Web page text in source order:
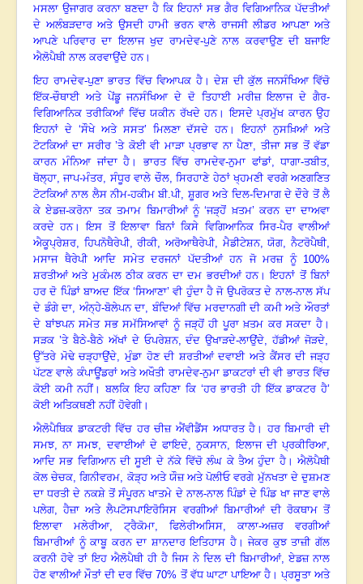
ਮਸਲਾ ਉਜਾਗਰ ਕਰਨਾ ਬਣਦਾ ਹੈ ਕਿ ਇਹਨਾਂ ਸਭ ਗੈਰ ਵਿਗਿਆਨਿਕ ਪੱਦਤੀਆਂ
ਦੇ ਅਲੰਬੜਦਾਰ ਅਤੇ ਉਸਦੀ ਹਾਮੀ ਭਰਨ ਵਾਲੇ ਰਾਜਸੀ ਲੀਡਰ ਆਪਣਾ ਅਤੇ
ਆਪਣੇ ਪਰਿਵਾਰ ਦਾ ਇਲਾਜ ਖੁਦ ਰਾਮਦੇਵ-ਪੁਣੇ ਨਾਲ ਕਰਵਾਉਣ ਦੀ ਬਜਾਇ
ਐਲੋਪੈਥੀ ਨਾਲ ਕਰਵਾਉਂਦੇ ਹਨ।
ਇਹ ਰਾਮਦੇਵ-ਪੁਣਾ ਭਾਰਤ ਵਿੱਚ ਵਿਆਪਕ ਹੈ। ਦੇਸ਼ ਦੀ ਕੁੱਲ ਜਨਸੰਖਿਆ ਵਿੱਚੋ
ਇੱਕ-ਚੌਥਾਈ ਅਤੇ ਪੇਂਡੂ ਜਨਸੰਖਿਆ ਦੇ ਦੋ ਤਿਹਾਈ ਮਰੀਜ਼ ਇਲਾਜ ਦੇ ਗੈਰ-
ਵਿਗਿਆਨਿਕ ਤਰੀਕਿਆਂ ਵਿੱਚ ਯਕੀਨ ਰੱਖਦੇ ਹਨ।ਇਸਦੇ ਪ੍ਰਮੁੱਖ ਕਾਰਨ ਉਹ
ਇਹਨਾਂ ਦੇ ‘ਸੌਖੇ ਅਤੇ ਸਸਤ’ ਮਿਲਣਾ ਦੱਸਦੇ ਹਨ।ਇਹਨਾਂ ਨੁਸਖ਼ਿਆਂ ਅਤੇ
ਟੋਟਕਿਆਂ ਦਾ ਸਰੀਰ ’ਤੇ ਕੋਈ ਵੀ ਮਾੜਾ ਪ੍ਰਭਾਵ ਨਾ ਪੈਣਾ, ਤੀਜਾ ਸਭ ਤੋਂ ਵੱਡਾ
ਕਾਰਨ ਮੰਨਿਆ ਜਾਂਦਾ ਹੈ । ਭਾਰਤ ਵਿੱਚ ਰਾਮਦੇਵ-ਨੁਮਾ ਫਾਂਡਾਂ, ਧਾਗਾ-ਤਬੀਤ,
ਥੋਲ੍ਹਾ, ਜਾਪ-ਮੰਤਰ, ਸੰਧੂਰ ਵਾਲੇ ਚੌਲ, ਸਿਰਹਾਣੇ ਹੇਠਾਂ ਖ੍ਹਮਣੀ ਵਰਗੇ ਅਣਗਣਿਤ
ਟੋਟਕਿਆਂ ਨਾਲ ਲੈਸ ਨੀਮ-ਹਕੀਮ ਬੀ.ਪੀ, ਸ਼ੂਗਰ ਅਤੇ ਦਿਲ-ਦਿਮਾਗ ਦੇ ਦੌਰੇ ਤੋਂ ਲੈ
ਕੇ ਏਡਜ਼-ਕਰੋਨਾ ਤਕ ਤਮਾਮ ਬਿਮਾਰੀਆਂ ਨੂੰ ‘ਜੜ੍ਹੋਂ ਖ਼ਤਮ’ ਕਰਨ ਦਾ ਦਾਅਵਾ
ਕਰਦੇ ਹਨ।ਇਸ ਤੋਂ ਇਲਾਵਾ ਬਿਨਾਂ ਕਿਸੇ ਵਿਗਿਆਨਿਕ ਸਿਰ-ਪੈਰ ਵਾਲੀਆਂ
ਐਕੂਪ੍ਰੇਸ਼ਰ, ਹਿਪਨੋਥੈਰੇਪੀ, ਰੀਕੀ, ਅਰੋਆਥੈਰੇਪੀ, ਮੈਡੀਟੇਸ਼ਨ, ਯੋਗ, ਨੈਟਰੋਪੈਥੀ,
ਮਸਾਜ ਥੈਰੇਪੀ ਆਦਿ ਸਮੇਤ ਦਰਜਨਾਂ ਪੱਦਤੀਆਂ ਹਨ ਜੋ ਮਰਜ਼ ਨੂੰ 100%
ਸ਼ਰਤੀਆਂ ਅਤੇ ਮੁਕੰਮਲ ਠੀਕ ਕਰਨ ਦਾ ਦਮ ਭਰਦੀਆਂ ਹਨ।ਇਹਨਾਂ ਤੋਂ ਬਿਨਾਂ
ਹਰ ਦੋ ਪਿੰਡਾਂ ਬਾਅਦ ਇੱਕ ‘ਸਿਆਣਾ’ ਵੀ ਹੁੰਦਾ ਹੈ ਜੋ ਉਪਰੋਕਤ ਦੇ ਨਾਲ-ਨਾਲ ਸੱਪ
ਦੇ ਡੰਗੇ ਦਾ, ਅੰਨ੍ਹੇ-ਬੋਲੇਪਨ ਦਾ, ਬੰਦਿਆਂ ਵਿੱਚ ਮਰਦਾਨਗੀ ਦੀ ਕਮੀ ਅਤੇ ਔਰਤਾਂ
ਦੇ ਬਾਂਝਪਨ ਸਮੇਤ ਸਭ ਸਮੱਸਿਆਵਾਂ ਨੂੰ ਜੜ੍ਹੋਂ ਹੀ ਪੂਰਾ ਖ਼ਤਮ ਕਰ ਸਕਦਾ ਹੈ ।
ਸੜਕ ’ਤੇ ਬੈਠੇ-ਬੈਠੇ ਅੱਖਾਂ ਦੇ ਓਪਰੇਸ਼ਨ, ਦੰਦ ਉਖਾੜਦੇ-ਲਾਉਂਦੇ, ਹੱਡੀਆਂ ਜੋੜਦੇ,
ਉੱਤਰੇ ਮੋਢੇ ਚੜ੍ਹਾਉਂਦੇ, ਮੁੰਡਾ ਹੋਣ ਦੀ ਸ਼ਰਤੀਆਂ ਦਵਾਈ ਅਤੇ ਕੈਂਸਰ ਦੀ ਜੜ੍ਹ
ਪੱਟਣ ਵਾਲੇ ਕੰਪਾਊਂਡਰਾਂ ਅਤੇ ਅਖੌਤੀ ਰਾਮਦੇਵ-ਨੁਮਾ ਡਾਕਟਰਾਂ ਦੀ ਵੀ ਭਾਰਤ ਵਿੱਚ
ਕੋਈ ਕਮੀ ਨਹੀਂ।ਬਲਕਿ ਇਹ ਕਹਿਣਾ ਕਿ ‘ਹਰ ਭਾਰਤੀ ਹੀ ਇੱਕ ਡਾਕਟਰ ਹੈ’
ਕੋਈ ਅਤਿਕਥਣੀ ਨਹੀਂ ਹੋਵੇਗੀ।
ਐਲੋਪੈਥਿਕ ਡਾਕਟਰੀ ਵਿੱਚ ਹਰ ਚੀਜ਼ ਐਂਵੀਡੈਂਸ ਅਧਾਰਤ ਹੈ। ਹਰ ਬਿਮਾਰੀ ਦੀ
ਸਮਝ, ਨਾ ਸਮਝ, ਦਵਾਈਆਂ ਦੇ ਫਾਇਦੇ, ਨੁਕਸਾਨ, ਇਲਾਜ ਦੀ ਪ੍ਰਕੀਰਿਆ,
ਆਦਿ ਸਭ ਵਿਗਿਆਨ ਦੀ ਸੂਈ ਦੇ ਨੱਕੇ ਵਿੱਚੋ ਲੰਘ ਕੇ ਤੈਅ ਹੁੰਦਾ ਹੈ।ਐਲੋਪੈਥੀ
ਕੋਲ ਚੇਚਕ, ਗਿਨੀਵਰਮ, ਕੋੜ੍ਹ ਅਤੇ ਯੌਜ਼ ਅਤੇ ਪੋਲੀਓ ਵਰਗੇ ਮੁੱਨਖਤਾ ਦੇ ਦੁਸ਼ਮਣ
ਦਾ ਧਰਤੀ ਦੇ ਨਕਸ਼ੇ ਤੋਂ ਸੰਪੂਰਨ ਖਾਤਮੇ ਦੇ ਨਾਲ-ਨਾਲ ਪਿੰਡਾਂ ਦੇ ਪਿੰਡ ਖਾ ਜਾਣ ਵਾਲੇ
ਪਲੇਗ, ਹੈਜ਼ਾ ਅਤੇ ਲੈਪਟੋਸਪਾਇਰੋਸਿਸ ਵਰਗੀਆਂ ਬਿਮਾਰੀਆਂ ਦੀ ਰੋਕਥਾਮ ਤੋਂ
ਇਲਾਵਾ ਮਲੇਰੀਆ, ਟ੍ਰੈਕੋਮਾ, ਫਿਲੇਰੀਅਸਿਸ, ਕਾਲਾ-ਅਜ਼ਰ ਵਰਗੀਆਂ
ਬਿਮਾਰੀਆਂ ਨੂੰ ਕਾਬੂ ਕਰਨ ਦਾ ਸ਼ਾਨਦਾਰ ਇਤਿਹਾਸ ਹੈ।ਜੇਕਰ ਕੁਝ ਤਾਜ਼ੀ ਗੱਲ
ਕਰਨੀ ਹੋਵੇ ਤਾਂ ਇਹ ਐਲੋਪੈਥੀ ਹੀ ਹੈ ਜਿਸ ਨੇ ਦਿਲ ਦੀ ਬਿਮਾਰੀਆਂ, ਏਡਜ਼ ਨਾਲ
ਹੋਣ ਵਾਲੀਆਂ ਮੌਤਾਂ ਦੀ ਦਰ ਵਿੱਚ 70% ਤੋਂ ਵੱਧ ਘਾਟਾ ਪਾਇਆ ਹੈ। ਪ੍ਰਸੂਤਾ ਅਤੇ